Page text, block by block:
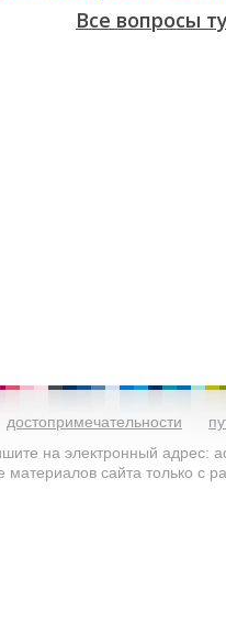
Все вопросы
достопримечательности
на электронный адрес:
материалов сайта только с